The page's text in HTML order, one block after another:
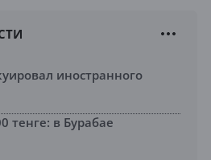
иностранного
тенге: в Бурабае